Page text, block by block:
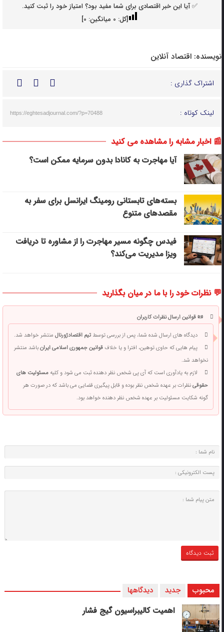
✅ آیا این خبر اقتصادی برای شما مفید بود؟ امتیاز خود را ثبت کنید.
[کل: 0میانگین: 0
]
نویسنده: اقتصاد آنلاین
اشتراک گذاری :
لینک کوتاه : https://eghtesadjournal.com/?p=70488
📰 اخبار مشابه را مشاهده می کنید
آیا مهاجرت به کانادا بدون سرمایه ممکن است؟
بسته‌های تابستانی رومینگ ایرانسل برای سفر به
مقصدهای متنوع
فیدس چگونه مسیر مهاجرت را از مشاوره تا دریافت
ویزا مدیریت می‌کند؟
💬 نظرات خود را با ما در میان بگذارید
📜 قوانین ارسال نظرات کاربران
دیدگاه های ارسال شده شما، پس از بررسی توسطتیم اقتصادژورنالمنتشر خواهد شد.
پیام هایی که حاوی توهین، افترا و یا خلافقوانین جمهوری اسلامی ایرانباشد منتشر
نخواهد شد.
لازم به یادآوری است که آی پی شخص نظر دهنده ثبت می شود و کلیهمسئولیت های
حقوقینظرات بر عهده شخص نظر بوده و قابل پیگیری قضایی می باشد که در صورت هر
گونه شکایت مسئولیت بر عهده شخص نظر دهنده خواهد بود.
محبوب جدید دیدگاهها
اهمیت کالیبراسیون گیج فشار